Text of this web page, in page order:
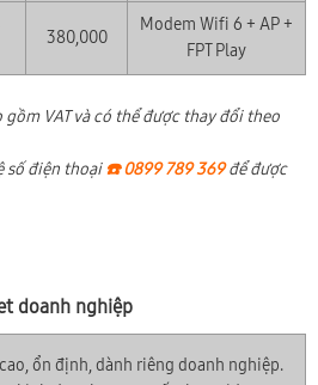
380,000
Modem Wifi 6 + AP +
FPT Play
VAT và có thể được thay đổi theo
số điện thoại☎️ 0899 789 369để được
doanh nghiệp
ổn định, dành riêng doanh nghiệp.